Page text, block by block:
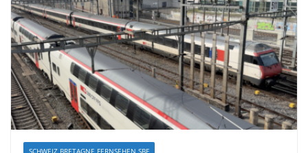
SCHWEIZ BRETAGNE FERNSEHEN SBF